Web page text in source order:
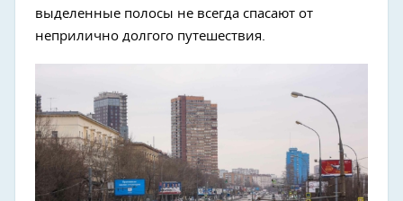
выделенные полосы не всегда спасают от
неприлично долгого путешествия.